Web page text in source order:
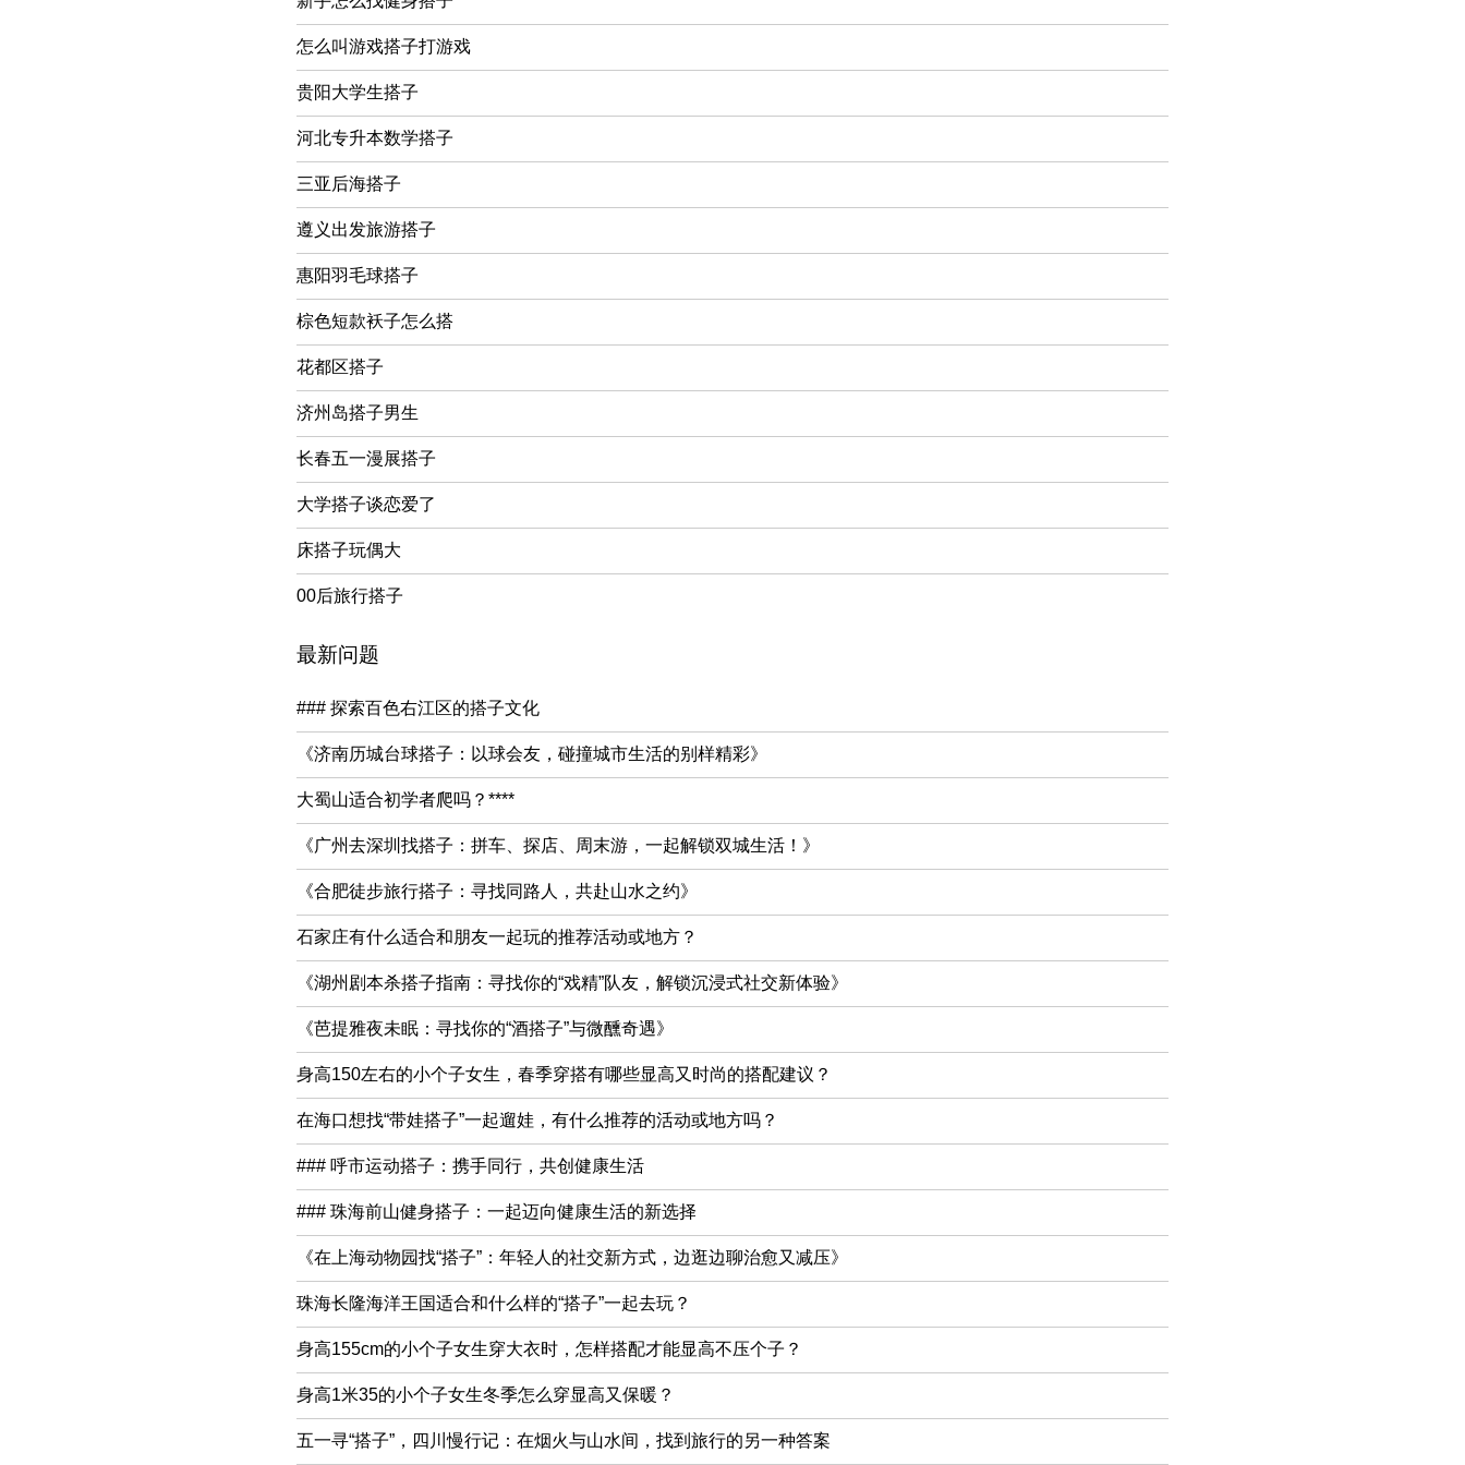
怎么叫游戏搭子打游戏
贵阳大学生搭子
河北专升本数学搭子
三亚后海搭子
遵义出发旅游搭子
惠阳羽毛球搭子
棕色短款袄子怎么搭
花都区搭子
济州岛搭子男生
长春五一漫展搭子
大学搭子谈恋爱了
床搭子玩偶大
00后旅行搭子
最新问题
### 探索百色右江区的搭子文化
《济南历城台球搭子：以球会友，碰撞城市生活的别样精彩》
大蜀山适合初学者爬吗？****
《广州去深圳找搭子：拼车、探店、周末游，一起解锁双城生活！》
《合肥徒步旅行搭子：寻找同路人，共赴山水之约》
石家庄有什么适合和朋友一起玩的推荐活动或地方？
《湖州剧本杀搭子指南：寻找你的“戏精”队友，解锁沉浸式社交新体验》
《芭提雅夜未眠：寻找你的“酒搭子”与微醺奇遇》
身高150左右的小个子女生，春季穿搭有哪些显高又时尚的搭配建议？
在海口想找“带娃搭子”一起遛娃，有什么推荐的活动或地方吗？
### 呼市运动搭子：携手同行，共创健康生活
### 珠海前山健身搭子：一起迈向健康生活的新选择
《在上海动物园找“搭子”：年轻人的社交新方式，边逛边聊治愈又减压》
珠海长隆海洋王国适合和什么样的“搭子”一起去玩？
身高155cm的小个子女生穿大衣时，怎样搭配才能显高不压个子？
身高1米35的小个子女生冬季怎么穿显高又保暖？
五一寻“搭子”，四川慢行记：在烟火与山水间，找到旅行的另一种答案